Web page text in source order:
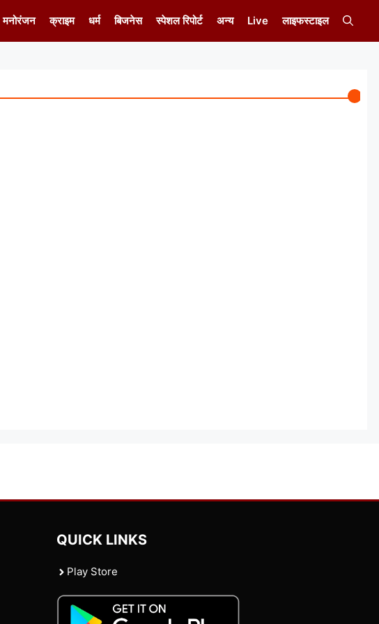
मनोरंजन क्राइम धर्म बिजनेस स्पेशल रिपोर्ट अन्य Live लाइफस्टाइल
QUICK LINKS
Play Store